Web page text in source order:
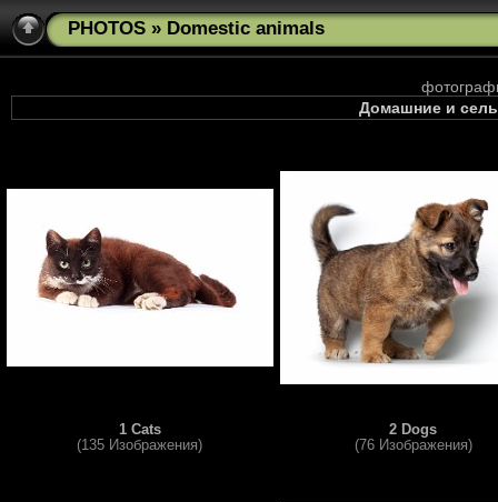
PHOTOS » Domestic animals
Домашние и
1 Cats
(135 Изображения)
2 Dogs
(76 Изображения)